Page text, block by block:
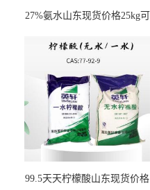
27%氨水山东现货价格25kg可
99.5天天柠檬酸山东现货价格